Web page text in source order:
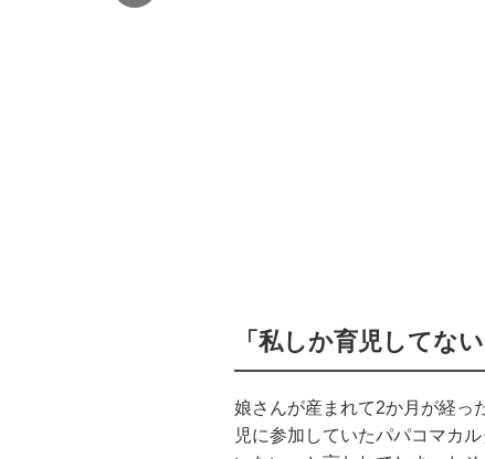
「私しか育児してな
娘さんが産まれて2か月が経っ
児に参加していたパパコマカ